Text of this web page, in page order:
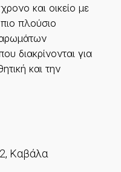
και οικείο με
πλούσιο
διακρίνονται για
και την
Καβάλα